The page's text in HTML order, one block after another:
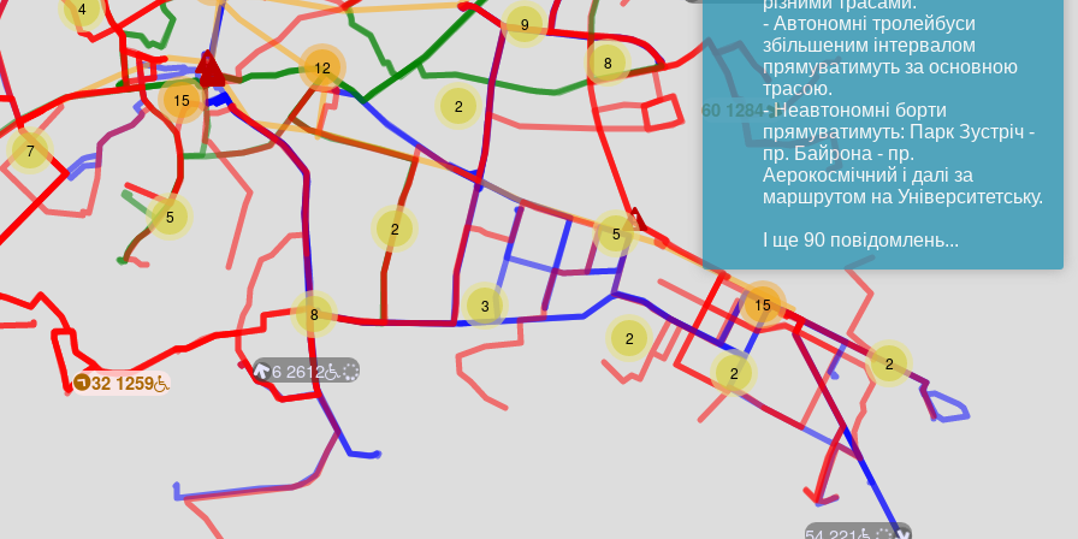
62612
321259
7
2
5
2 2
9
2
4
2
15
3
60 1284
8
8
15
5
12
- Автономні тролейбуси
збільшеним інтервалом
прямуватимуть за основною
трасою.
- Неавтономні борти
прямуватимуть: Парк Зустріч -
пр. Байрона - пр.
Аерокосмічний і далі за
маршрутом на Університетську.
І ще 90 повідомлень...